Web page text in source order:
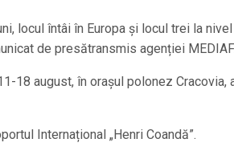
locul întâi în Europa și locul trei la nivel
de presătransmis agenției
18 august, în orașul polonez Cracovia,
Internațional „Henri Coandă”.